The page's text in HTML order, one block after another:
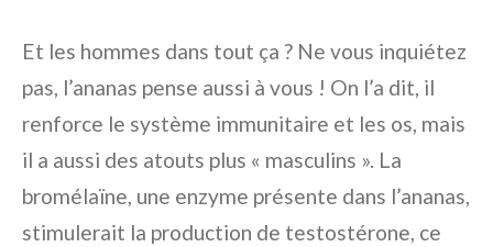
Et les hommes dans tout ça ? Ne vous inquiétez
pas, l’ananas pense aussi à vous ! On l’a dit, il
renforce le système immunitaire et les os, mais
il a aussi des atouts plus « masculins ». La
bromélaïne, une enzyme présente dans l’ananas,
stimulerait la production de testostérone, ce